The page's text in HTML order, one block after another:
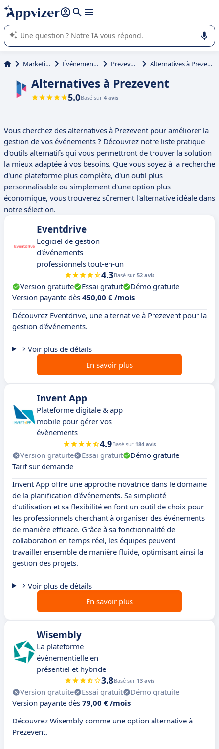
répondre (plusieurs lignes avec
L'IA de Appvizer vous guide dans l'utilisation ou la sélection de
logiciel SaaS en entreprise.
Marketing Événementiel Prezevent Alternatives à Prezevent
Alternatives à Prezevent
5.0Basé sur 4 avis
Vous cherchez des alternatives à Prezevent pour améliorer la
gestion de vos événements ? Découvrez notre liste pratique
d'outils alternatifs qui vous permettront de trouver la solution
la mieux adaptée à vos besoins. Que vous soyez à la recherche
d'une plateforme plus complète, d'un outil plus
personnalisable ou simplement d'une option plus
économique, vous trouverez sûrement l'alternative idéale dans
notre sélection.
Eventdrive
Logiciel de gestion
d'événements
professionnels tout-en-un
4.3Basé sur 52 avis
Version gratuite Essai gratuit
Démo gratuite
Version payante dès 450,00 € /mois
Découvrez Eventdrive, une alternative à Prezevent pour la
gestion d'événements.
Voir plus de détails
En savoir plus
Invent App
Plateforme digitale & app
mobile pour gérer vos
évènements
4.9Basé sur 184 avis
Version gratuite Essai gratuit
Démo gratuite
Tarif sur demande
Invent App offre une approche novatrice dans le domaine
de la planification d'événements. Sa simplicité
d'utilisation et sa flexibilité en font un outil de choix pour
les professionnels cherchant à organiser des événements
de manière efficace. Grâce à sa fonctionnalité de
collaboration en temps réel, les équipes peuvent
travailler ensemble de manière fluide, optimisant ainsi la
gestion des projets.
Voir plus de détails
En savoir plus
Wisembly
La plateforme
événementielle en
présentiel et hybride
3.8Basé sur 13 avis
Version gratuite Essai gratuit
Démo gratuite
Version payante dès 79,00 € /mois
Découvrez Wisembly comme une option alternative à
Prezevent.